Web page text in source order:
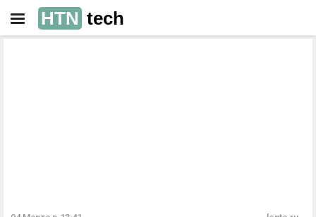
HTN tech